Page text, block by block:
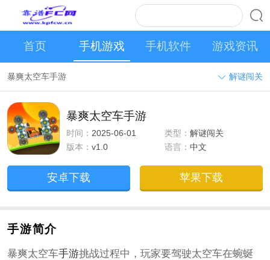
首页 手机游戏 手机软件 游戏资讯
暴爽太空车手游 解谜闯关
暴爽太空车手游
时间： 2025-06-01 类型：解谜闯关
版本：v1.0 语言：中文
安卓下载 苹果下载
手游简介
暴爽太空车手游挑战过程中，玩家要驾驶太空车在蜿蜒